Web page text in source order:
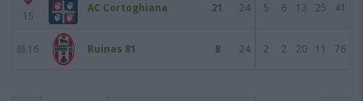
15
AC Cortoghiana 21 24 5 6 13 25 41
16 Ruinas 81 8 24 2 2 20 11 76